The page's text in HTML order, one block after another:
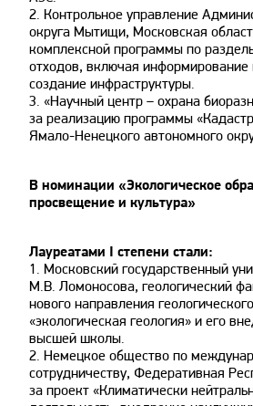
2. Контрольное управление
округа Мытищи, Московская
комплексной программы по
отходов, включая информирование
создание инфраструктуры.
3. «Научный центр – охрана
за реализацию программы
Ямало-Ненецкого автономного
В номинации «Экологическое
просвещение и культура»
Лауреатами I степени стали:
1. Московский государственный
М.В. Ломоносова, геологический
нового направления
«экологическая геология» и его
высшей школы.
2. Немецкое общество по
сотрудничеству, Федеративная
за проект «Климатически